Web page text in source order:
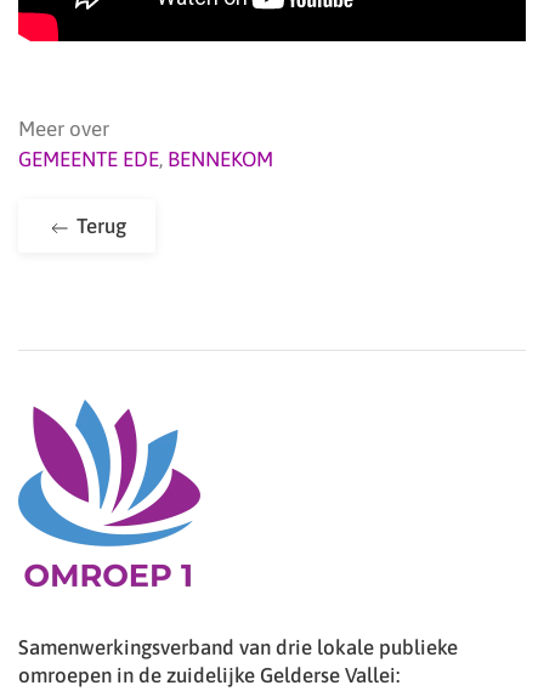
Meer over
GEMEENTE EDE, BENNEKOM
Terug
Samenwerkingsverband van drie lokale publieke
omroepen in de zuidelijke Gelderse Vallei: